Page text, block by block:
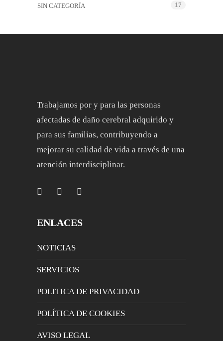
SIN CATEGORÍA 17
Trabajamos por y para las personas
afectadas de daño cerebral adquirido y
para sus familias, contribuyendo a
mejorar su calidad de vida a través de una
atención interdisciplinar.
ENLACES
NOTICIAS
SERVICIOS
POLITICA DE PRIVACIDAD
POLÍTICA DE COOKIES
AVISO LEGAL